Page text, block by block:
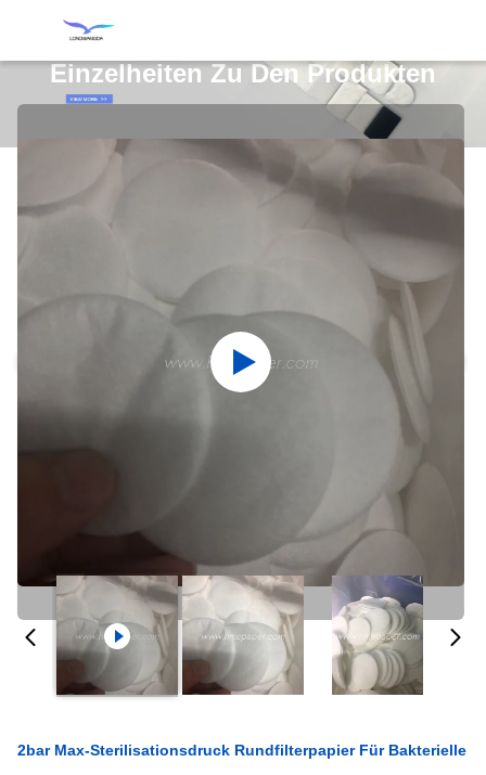
Einzelheiten Zu Den Produkten
2bar Max-Sterilisationsdruck Rundfilterpapier Für Bakterielle